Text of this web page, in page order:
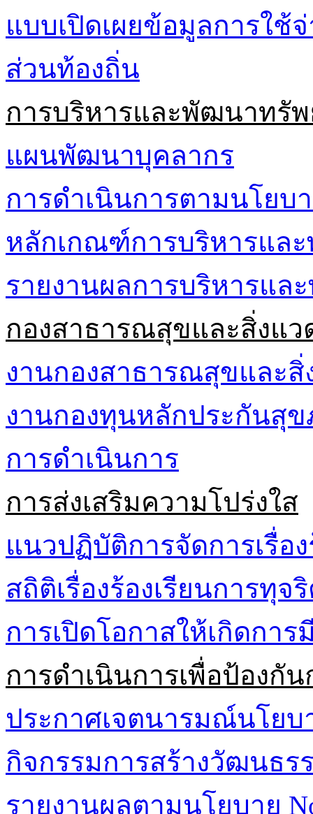
แบบเปิดเผยข้อมูลการใช้
ส่วนท้องถิ่น
การบริหารและพัฒนาทรั
แผนพัฒนาบุคลากร
การดำเนินการตามนโยบ
หลักเกณฑ์การบริหารแล
รายงานผลการบริหารแ
กองสาธารณสุขและสิ่งแว
งานกองสาธารณสุขและสิ่
งานกองทุนหลักประกันสุ
การดำเนินการ
การส่งเสริมความโปร่งใส
แนวปฏิบัติการจัดการเรื่อ
สถิติเรื่องร้องเรียนการทุจ
การเปิดโอกาสให้เกิดกา
การดำเนินการเพื่อป้องกั
ประกาศเจตนารมณ์นโยบ
กิจกรรมการสร้างวัฒนธร
รายงานผลตามนโยบาย